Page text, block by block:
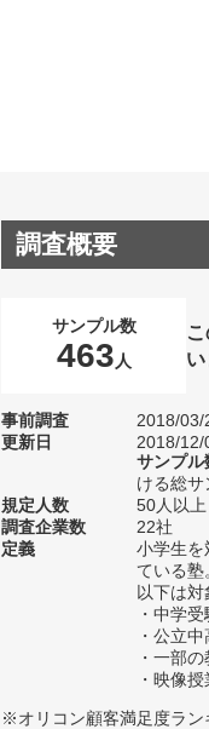
調査概要
サンプル数
463 人
い
事前調査
2018/03/
更新日
2018/12/
サンプル
ける総サ
規定人数
50人以上
調査企業数
22社
定義
小学生を
ている塾
以下は対
・中学
・公立
・一部
・映像
※オリコン顧客満足度ラン